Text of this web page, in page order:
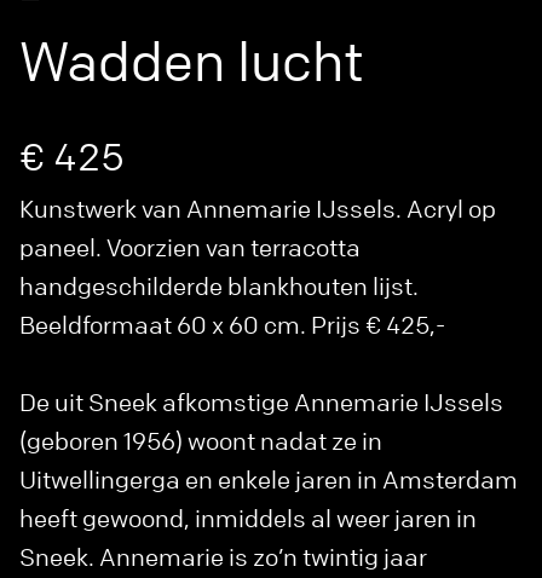
Wadden lucht
€ 425
Kunstwerk van Annemarie IJssels. Acryl op
paneel. Voorzien van terracotta
handgeschilderde blankhouten lijst.
Beeldformaat 60 x 60 cm. Prijs € 425,-
De uit Sneek afkomstige Annemarie IJssels
(geboren 1956) woont nadat ze in
Uitwellingerga en enkele jaren in Amsterdam
heeft gewoond, inmiddels al weer jaren in
Sneek. Annemarie is zo’n twintig jaar